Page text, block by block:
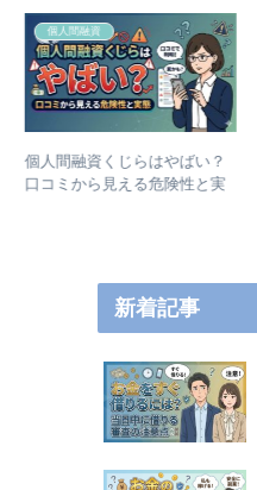
個人間融資
個人間融資掲示板レディハー
トは違法？闇金やひととき融
新着記事